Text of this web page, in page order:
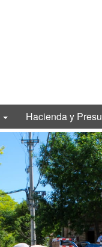
Hacienda y